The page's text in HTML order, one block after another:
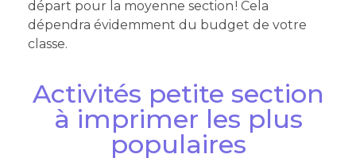
départ pour la moyenne section ! Cela
dépendra évidemment du budget de votre
classe.
Activités petite section
à imprimer les plus
populaires